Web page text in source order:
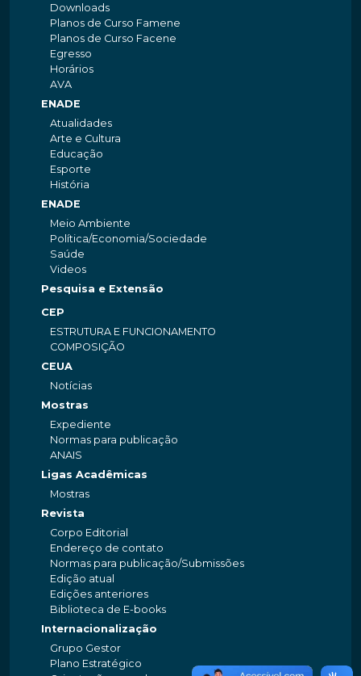
Downloads
Planos de Curso Famene
Planos de Curso Facene
Egresso
Horários
AVA
ENADE
Atualidades
Arte e Cultura
Educação
Esporte
História
ENADE
Meio Ambiente
Política/Economia/Sociedade
Saúde
Videos
Pesquisa e Extensão
CEP
ESTRUTURA E FUNCIONAMENTO
COMPOSIÇÃO
CEUA
Notícias
Mostras
Expediente
Normas para publicação
ANAIS
Ligas Acadêmicas
Mostras
Revista
Corpo Editorial
Endereço de contato
Normas para publicação/Submissões
Edição atual
Edições anteriores
Biblioteca de E-books
Internacionalização
Grupo Gestor
Plano Estratégico